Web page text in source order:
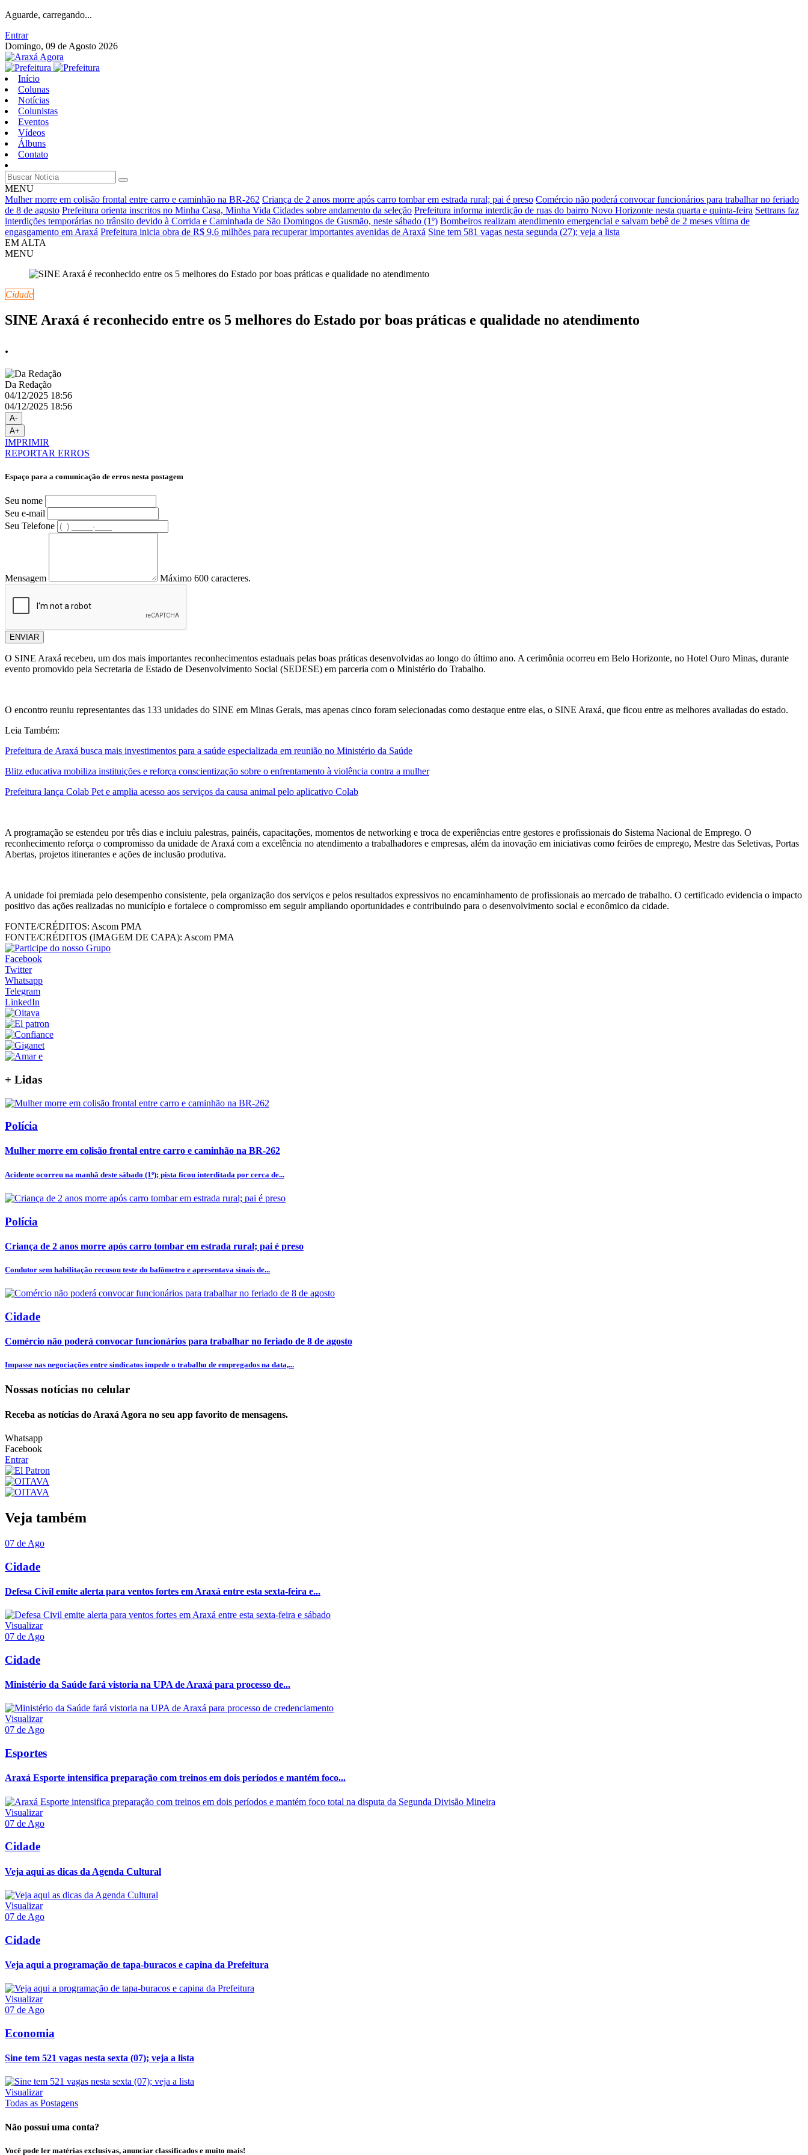
Aguarde, carregando...
Entrar
Domingo, 09 de Agosto 2026
Início
Colunas
Notícias
Colunistas
Eventos
Vídeos
Álbuns
Contato
MENU
Mulher morre em colisão frontal entre carro e caminhão na BR-262 Criança de 2 anos morre após carro tombar em estrada rural; pai é preso Comércio não poderá convocar funcionários para trabalhar no feriado
de 8 de agosto Prefeitura orienta inscritos no Minha Casa, Minha Vida Cidades sobre andamento da seleção Prefeitura informa interdição de ruas do bairro Novo Horizonte nesta quarta e quinta-feira Settrans faz
interdições temporárias no trânsito devido à Corrida e Caminhada de São Domingos de Gusmão, neste sábado (1º) Bombeiros realizam atendimento emergencial e salvam bebê de 2 meses vítima de
engasgamento em Araxá Prefeitura inicia obra de R$ 9,6 milhões para recuperar importantes avenidas de Araxá Sine tem 581 vagas nesta segunda (27); veja a lista
EM ALTA
MENU
Cidade
SINE Araxá é reconhecido entre os 5 melhores do Estado por boas práticas e qualidade no atendimento
.
Da Redação
04/12/2025 18:56
04/12/2025 18:56
A-
A+
IMPRIMIR
REPORTAR ERROS
Espaço para a comunicação de erros nesta postagem
Seu nome
Seu e-mail
Seu Telefone
Mensagem Máximo 600 caracteres.
ENVIAR
O SINE Araxá recebeu, um dos mais importantes reconhecimentos estaduais pelas boas práticas desenvolvidas ao longo do último ano. A cerimônia ocorreu em Belo Horizonte, no Hotel Ouro Minas, durante
evento promovido pela Secretaria de Estado de Desenvolvimento Social (SEDESE) em parceria com o Ministério do Trabalho.
O encontro reuniu representantes das 133 unidades do SINE em Minas Gerais, mas apenas cinco foram selecionadas como destaque entre elas, o SINE Araxá, que ficou entre as melhores avaliadas do estado.
Leia Também:
Prefeitura de Araxá busca mais investimentos para a saúde especializada em reunião no Ministério da Saúde
Blitz educativa mobiliza instituições e reforça conscientização sobre o enfrentamento à violência contra a mulher
Prefeitura lança Colab Pet e amplia acesso aos serviços da causa animal pelo aplicativo Colab
A programação se estendeu por três dias e incluiu palestras, painéis, capacitações, momentos de networking e troca de experiências entre gestores e profissionais do Sistema Nacional de Emprego. O
reconhecimento reforça o compromisso da unidade de Araxá com a excelência no atendimento a trabalhadores e empresas, além da inovação em iniciativas como feirões de emprego, Mestre das Seletivas, Portas
Abertas, projetos itinerantes e ações de inclusão produtiva.
A unidade foi premiada pelo desempenho consistente, pela organização dos serviços e pelos resultados expressivos no encaminhamento de profissionais ao mercado de trabalho. O certificado evidencia o impacto
positivo das ações realizadas no município e fortalece o compromisso em seguir ampliando oportunidades e contribuindo para o desenvolvimento social e econômico da cidade.
FONTE/CRÉDITOS: Ascom PMA
FONTE/CRÉDITOS (IMAGEM DE CAPA): Ascom PMA
Facebook
Twitter
Whatsapp
Telegram
LinkedIn
+ Lidas
Polícia
Mulher morre em colisão frontal entre carro e caminhão na BR-262
Acidente ocorreu na manhã deste sábado (1º); pista ficou interditada por cerca de...
Polícia
Criança de 2 anos morre após carro tombar em estrada rural; pai é preso
Condutor sem habilitação recusou teste do bafômetro e apresentava sinais de...
Cidade
Comércio não poderá convocar funcionários para trabalhar no feriado de 8 de agosto
Impasse nas negociações entre sindicatos impede o trabalho de empregados na data,...
Nossas notícias no celular
Receba as notícias do Araxá Agora no seu app favorito de mensagens.
Whatsapp
Facebook
Entrar
Veja também
07 de Ago
Cidade
Defesa Civil emite alerta para ventos fortes em Araxá entre esta sexta-feira e...
Visualizar
07 de Ago
Cidade
Ministério da Saúde fará vistoria na UPA de Araxá para processo de...
Visualizar
07 de Ago
Esportes
Araxá Esporte intensifica preparação com treinos em dois períodos e mantém foco...
Visualizar
07 de Ago
Cidade
Veja aqui as dicas da Agenda Cultural
Visualizar
07 de Ago
Cidade
Veja aqui a programação de tapa-buracos e capina da Prefeitura
Visualizar
07 de Ago
Economia
Sine tem 521 vagas nesta sexta (07); veja a lista
Visualizar
Todas as Postagens
Não possui uma conta?
Você pode ler matérias exclusivas, anunciar classificados e muito mais!